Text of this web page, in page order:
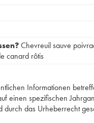
Chevreuil sauve
canard rôtis
Informationen
einen spezifischen
durch das Urheberrecht